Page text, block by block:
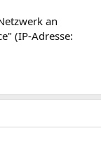
an
(IP-Adresse: